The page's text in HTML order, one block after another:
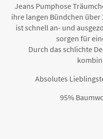
Jeans Pumphose
ihre langen Bündchen
ist schnell an- und
sorgen für
Durch das schlichte
Absolutes
95%